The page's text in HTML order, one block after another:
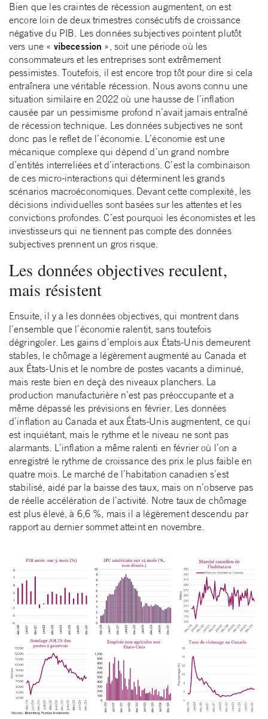
Bien que les craintes de récession augmentent, on est
encore loin de deux trimestres consécutifs de croissance
négative du PIB. Les données subjectives pointent plutôt
vers une « vibecession », soit une période où les
consommateurs et les entreprises sont extrêmement
pessimistes. Toutefois, il est encore trop tôt pour dire si cela
entraînera une véritable récession. Nous avons connu une
situation similaire en 2022 où une hausse de l’inflation
causée par un pessimisme profond n’avait jamais entraîné
de récession technique. Les données subjectives ne sont
donc pas le reflet de l’économie. L’économie est une
mécanique complexe qui dépend d’un grand nombre
d’entités interreliées et d’interactions. C’est la combinaison
de ces micro-interactions qui déterminent les grands
scénarios macroéconomiques. Devant cette complexité, les
décisions individuelles sont basées sur les attentes et les
convictions profondes. C’est pourquoi les économistes et les
investisseurs qui ne tiennent pas compte des données
subjectives prennent un gros risque.
Les données objectives reculent,
mais résistent
Ensuite, il y a les données objectives, qui montrent dans
l’ensemble que l’économie ralentit, sans toutefois
dégringoler. Les gains d’emplois aux États-Unis demeurent
stables, le chômage a légèrement augmenté au Canada et
aux États-Unis et le nombre de postes vacants a diminué,
mais reste bien en deçà des niveaux planchers. La
production manufacturière n’est pas préoccupante et a
même dépassé les prévisions en février. Les données
d’inflation au Canada et aux États-Unis augmentent, ce qui
est inquiétant, mais le rythme et le niveau ne sont pas
alarmants. L’inflation a même ralenti en février où l’on a
enregistré le rythme de croissance des prix le plus faible en
quatre mois. Le marché de l’habitation canadien s’est
stabilisé, aidé par la baisse des taux, mais on n’observe pas
de réelle accélération de l’activité. Notre taux de chômage
est plus élevé, à 6,6 %, mais il a légèrement descendu par
rapport au dernier sommet atteint en novembre.